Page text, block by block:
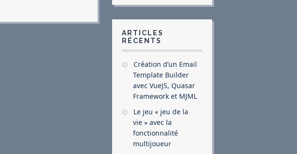
ARTICLES
RÉCENTS
Création d’un Email
Template Builder
avec VueJS, Quasar
Framework et MJML
Le jeu « jeu de la
vie » avec la
fonctionnalité
multijoueur